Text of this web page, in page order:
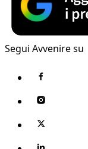
Segui Avvenire su